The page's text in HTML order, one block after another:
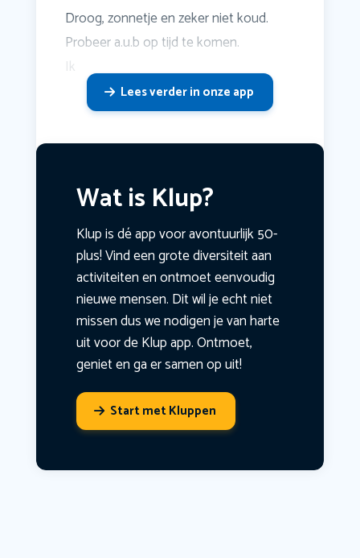
Droog, zonnetje en zeker niet koud.
Probeer a.u.b op tijd te komen.
Ik
Lees verder in onze app
Wat is Klup?
Klup is dé app voor avontuurlijk 50-
plus! Vind een grote diversiteit aan
activiteiten en ontmoet eenvoudig
nieuwe mensen. Dit wil je echt niet
missen dus we nodigen je van harte
uit voor de Klup app. Ontmoet,
geniet en ga er samen op uit!
Start met Kluppen